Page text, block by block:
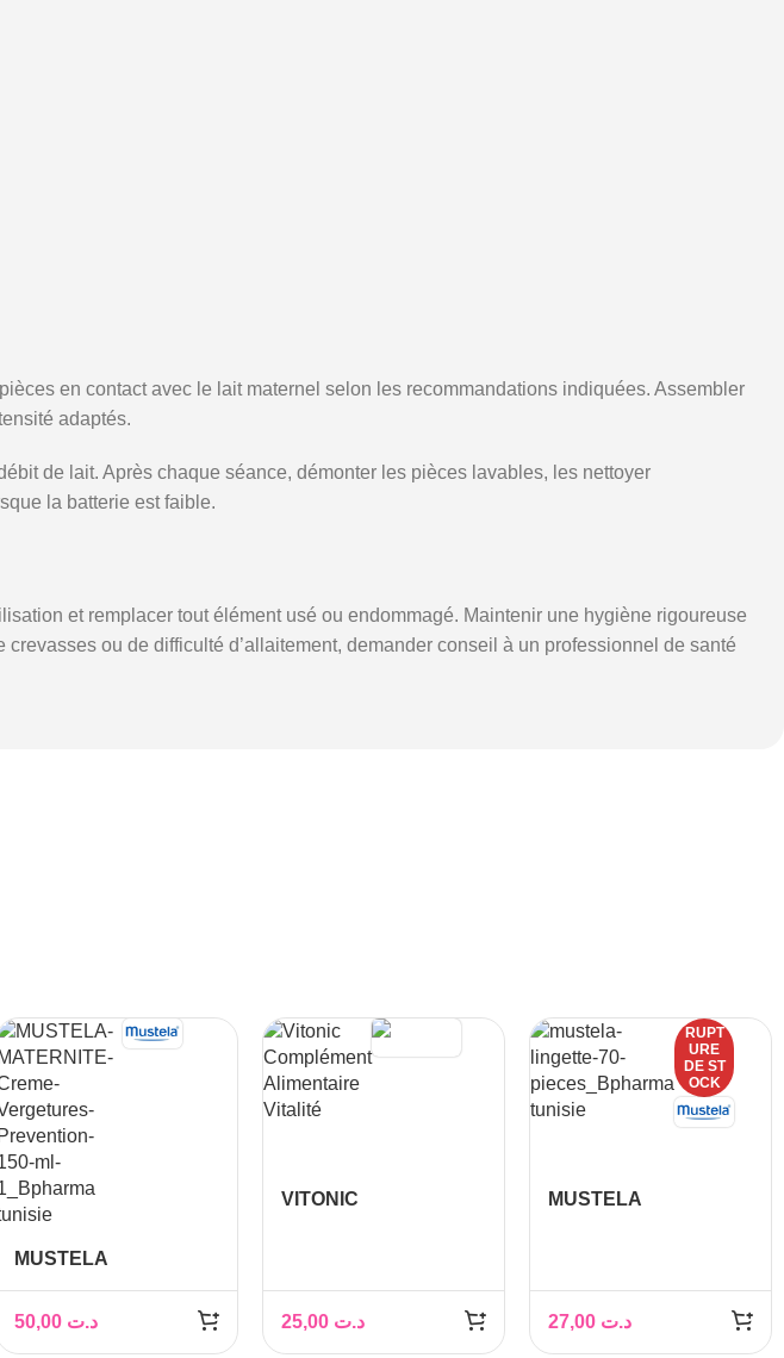
en contact avec le lait maternel selon les recommandations indiquées. Assembler
adaptés.
de lait. Après chaque séance, démonter les pièces lavables, les nettoyer
la batterie est faible.
et remplacer tout élément usé ou endommagé. Maintenir une hygiène rigoureuse
ou de difficulté d’allaitement, demander conseil à un professionnel de santé
MUSTELA
VERGETURE
PREVENTION 150ML
د.ت
VITONIC
د.ت
RUPT
URE
DE ST
OCK
MUSTELA
د.ت